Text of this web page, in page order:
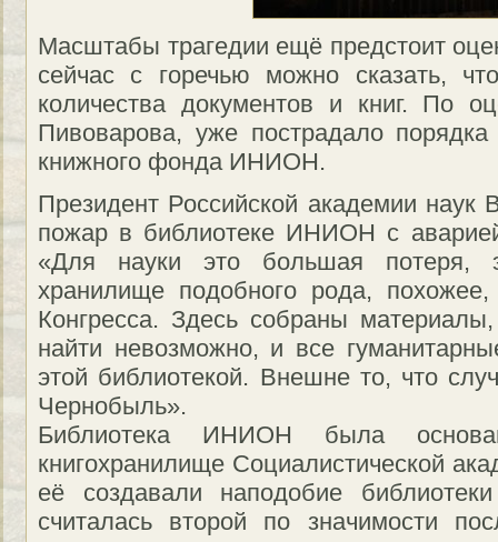
Масштабы трагедии ещё предстоит
сейчас с горечью можно сказать,
количества документов и книг. По
Пивоварова, уже пострадало
книжного фонда ИНИОН.
Президент Российской академии
пожар в библиотеке ИНИОН с
«Для науки это большая потеря,
хранилище подобного рода,
Конгресса. Здесь собраны
найти невозможно, и все
этой библиотекой. Внешне то, что
Чернобыль».
Библиотека ИНИОН была
книгохранилище Социалистической
её создавали наподобие
считалась второй по значимости